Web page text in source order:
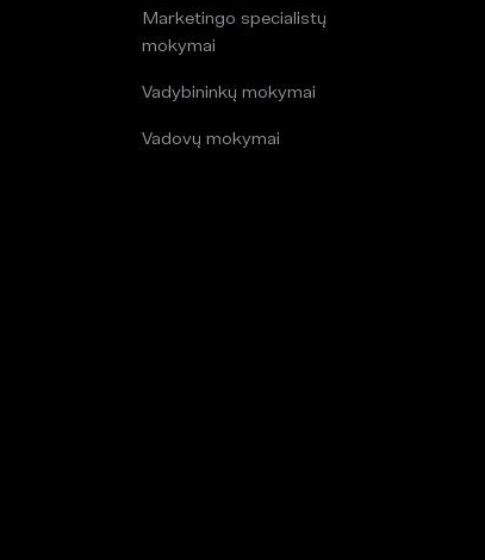
Marketingo specialistų
mokymai
Vadybininkų mokymai
Vadovų mokymai